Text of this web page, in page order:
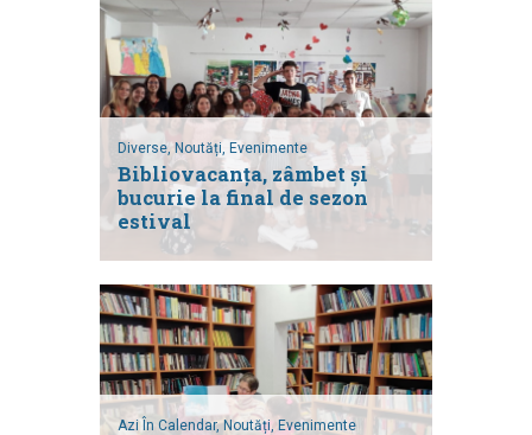
Diverse, Noutăți, Evenimente
Bibliovacanța, zâmbet și
bucurie la final de sezon
estival
Azi În Calendar,Noutăți, Evenimente